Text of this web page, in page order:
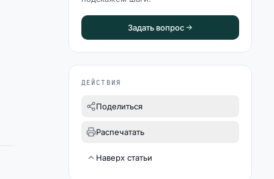
Задать вопрос
ДЕЙСТВИЯ
Поделиться
Распечатать
Наверх статьи